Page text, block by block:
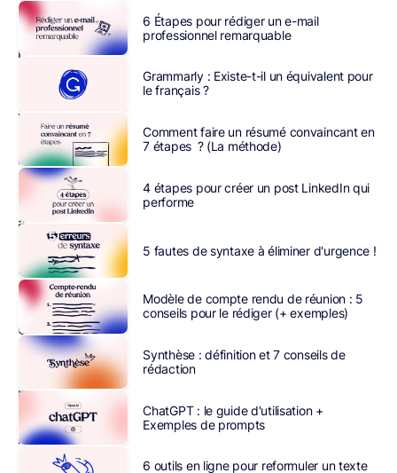
CV
n’a
rien
d’attrayant.
vous
le
personnalisez
pas
avec
phrase
d’accroche
de
CV
pertinente,
ne
probablement
6 Étapes pour rédiger un e-mail
professionnel remarquable
Grammarly : Existe-t-il un équivalent pour
le français ?
Comment faire un résumé convaincant en
7 étapes ? (La méthode)
4 étapes pour créer un post LinkedIn qui
performe
5 fautes de syntaxe à éliminer d'urgence !
Modèle de compte rendu de réunion : 5
conseils pour le rédiger (+ exemples)
Synthèse : définition et 7 conseils de
rédaction
ChatGPT : le guide d'utilisation +
Exemples de prompts
6 outils en ligne pour reformuler un texte